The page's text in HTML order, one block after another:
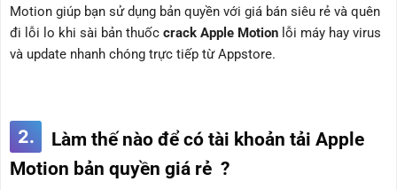
Motion giúp bạn sử dụng bản quyền với giá bán siêu rẻ và quên
đi lỗi lo khi sài bản thuốc crack Apple Motion lỗi máy hay virus
và update nhanh chóng trực tiếp từ Appstore.
2.
Làm thế nào để có tài khoản tải Apple
Motion bản quyền giá rẻ ?